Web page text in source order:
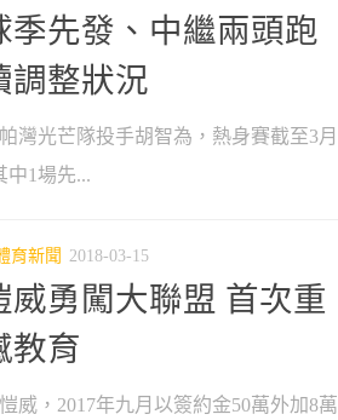
季先發、中繼兩頭跑
調整狀況
灣光芒隊投手胡智為，熱身賽截至3月
中1場先...
育新聞 2018-03-15
威勇闖大聯盟 首次重
教育
威，2017年九月以簽約金50萬外加8萬